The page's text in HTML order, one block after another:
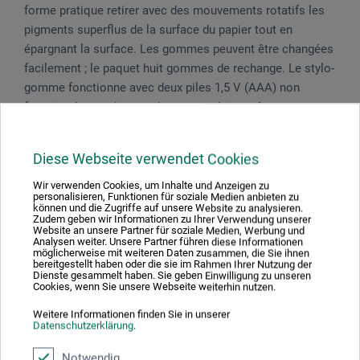
Diese Webseite verwendet Cookies
Wir verwenden Cookies, um Inhalte und Anzeigen zu
personalisieren, Funktionen für soziale Medien anbieten zu
können und die Zugriffe auf unsere Website zu analysieren.
Zudem geben wir Informationen zu Ihrer Verwendung unserer
Website an unsere Partner für soziale Medien, Werbung und
Analysen weiter. Unsere Partner führen diese Informationen
möglicherweise mit weiteren Daten zusammen, die Sie ihnen
bereitgestellt haben oder die sie im Rahmen Ihrer Nutzung der
Dienste gesammelt haben. Sie geben Einwilligung zu unseren
Cookies, wenn Sie unsere Webseite weiterhin nutzen.
Weitere Informationen finden Sie in unserer
Datenschutzerklärung.
forme pratique retirer avec des mouvements rotatifs les
pigments superflus de la surface du papier tout en
épargnant la surface. Les gommes peuvent être changées
facilement ; le paquet huit gommes de rechange. Le stylo-
gomme fonctionne avec deux piles 1,5 V (AAA) non
fournies. Les recharges de gomme doivent être
Évaluations des produits (0)
Soyez le premier à donner votre avis sur ce produit.
ÉVALUER LE PRODUIT MAINTENANT